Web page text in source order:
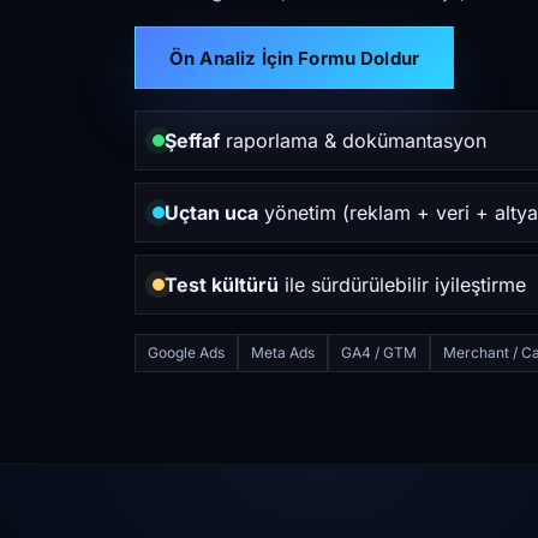
Ön Analiz İçin Formu Doldur
Şeffafraporlama & dokümantasyon
Uçtan uca yönetim (reklam + veri +
Test kültürü ile sürdürülebilir iyileştirme
Google Ads Meta Ads GA4 / GTM Merchant /